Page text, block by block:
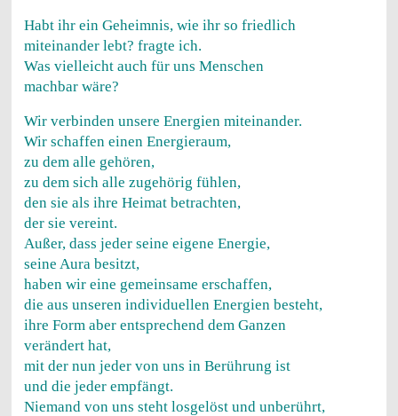
Habt ihr ein Geheimnis, wie ihr so friedlich
miteinander lebt? fragte ich.
Was vielleicht auch für uns Menschen
machbar wäre?
Wir verbinden unsere Energien miteinander.
Wir schaffen einen Energieraum,
zu dem alle gehören,
zu dem sich alle zugehörig fühlen,
den sie als ihre Heimat betrachten,
der sie vereint.
Außer, dass jeder seine eigene Energie,
seine Aura besitzt,
haben wir eine gemeinsame erschaffen,
die aus unseren individuellen Energien besteht,
ihre Form aber entsprechend dem Ganzen
verändert hat,
mit der nun jeder von uns in Berührung ist
und die jeder empfängt.
Niemand von uns steht losgelöst und unberührt,